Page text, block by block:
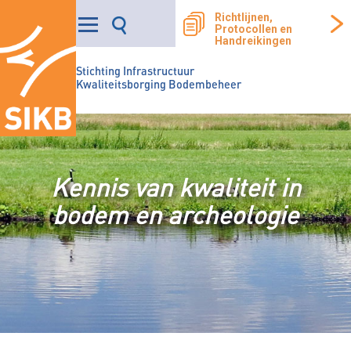
Stichting Infrastructuur
Kwaliteitsborging Bodembeheer
Richtlijnen,
Protocollen en
Handreikingen
Kennis van kwaliteit in
bodem en archeologie